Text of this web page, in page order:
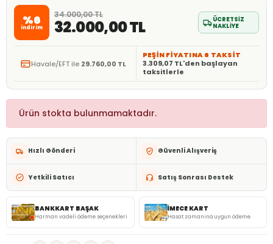
%6
indirim
34.000,00 TL
32.000,00 TL
ÜCRETSİZ
NAKLİYE
Havale/EFT ile 29.760,00 TL
PEŞİN FİYATINA 6 TAKSİT
3.309,07 TL'den başlayan
taksitlerle
Ürün stokta bulunmamaktadır.
Hızlı Gönderi Güvenli Alışveriş
Yetkili Satıcı Satış Sonrası Destek
BANKKART BAŞAK
Harman vadeli ödeme seçenekleri
İMECE KART
Hasat zamanına uygun ödeme